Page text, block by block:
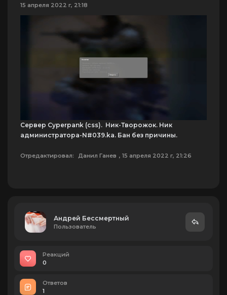
15 апреля 2022 г, 21:18
Сервер Cyperpank (css). Ник-Творожок. Ник
администратора-N#039.ka. Бан без причины.
Отредактировал: Данил Ганев , 15 апреля 2022 г, 21:26
Андрей Бессмертный
Пользователь
Реакций
0
Ответов
1